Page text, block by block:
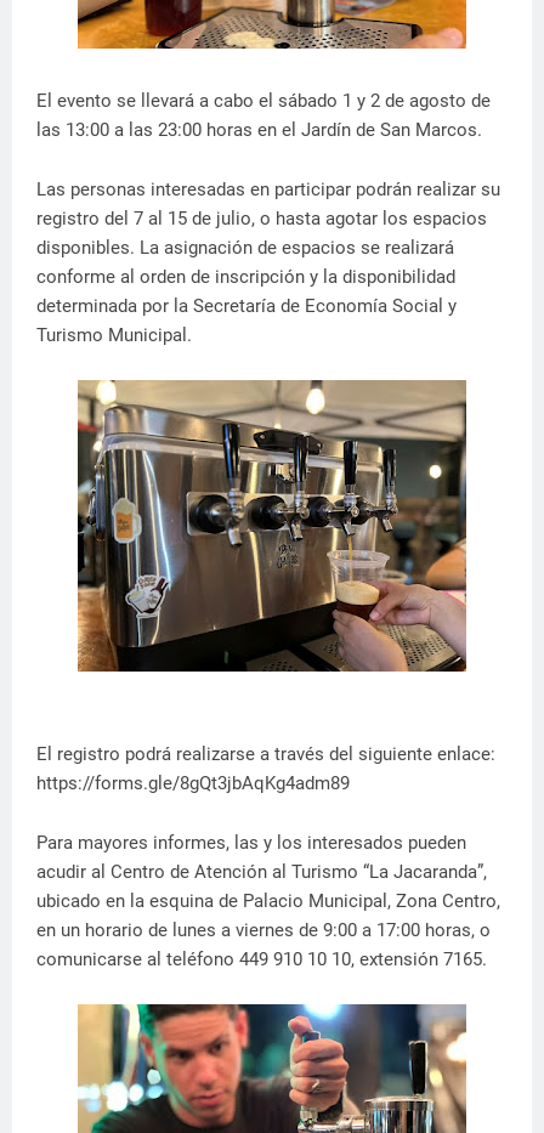
El evento se llevará a cabo el sábado 1 y 2 de agosto de
las 13:00 a las 23:00 horas en el Jardín de San Marcos.
Las personas interesadas en participar podrán realizar su
registro del 7 al 15 de julio, o hasta agotar los espacios
disponibles. La asignación de espacios se realizará
conforme al orden de inscripción y la disponibilidad
determinada por la Secretaría de Economía Social y
Turismo Municipal.
El registro podrá realizarse a través del siguiente enlace:
https://forms.gle/8gQt3jbAqKg4adm89
Para mayores informes, las y los interesados pueden
acudir al Centro de Atención al Turismo “La Jacaranda”,
ubicado en la esquina de Palacio Municipal, Zona Centro,
en un horario de lunes a viernes de 9:00 a 17:00 horas, o
comunicarse al teléfono 449 910 10 10, extensión 7165.